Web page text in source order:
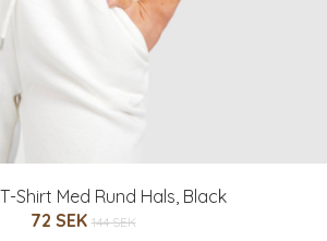
Shirt Med Rund Hals, Black
72 SEK 144 SEK